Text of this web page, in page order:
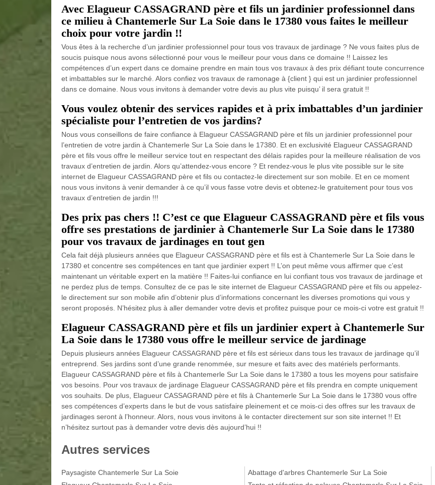
Avec Elagueur CASSAGRAND père et fils un jardinier professionnel dans
ce milieu à Chantemerle Sur La Soie dans le 17380 vous faites le meilleur
choix pour votre jardin !!
Vous êtes à la recherche d’un jardinier professionnel pour tous vos travaux de jardinage ? Ne vous faites plus de
soucis puisque nous avons sélectionné pour vous le meilleur pour vous dans ce domaine !! Laissez les
compétences d’un expert dans ce domaine prendre en main tous vos travaux à des prix défiant toute concurrence
et imbattables sur le marché. Alors confiez vos travaux de ramonage à {client } qui est un jardinier professionnel
dans ce domaine. Nous vous invitons à demander votre devis au plus vite puisqu’ il sera gratuit !!
Vous voulez obtenir des services rapides et à prix imbattables d’un jardinier
spécialiste pour l’entretien de vos jardins?
Nous vous conseillons de faire confiance à Elagueur CASSAGRAND père et fils un jardinier professionnel pour
l’entretien de votre jardin à Chantemerle Sur La Soie dans le 17380. Et en exclusivité Elagueur CASSAGRAND
père et fils vous offre le meilleur service tout en respectant des délais rapides pour la meilleure réalisation de vos
travaux d’entretien de jardin. Alors qu’attendez-vous encore ? Et rendez-vous le plus vite possible sur le site
internet de Elagueur CASSAGRAND père et fils ou contactez-le directement sur son mobile. Et en ce moment
nous vous invitons à venir demander à ce qu’il vous fasse votre devis et obtenez-le gratuitement pour tous vos
travaux d’entretien de jardin !!!
Des prix pas chers !! C’est ce que Elagueur CASSAGRAND père et fils vous
offre ses prestations de jardinier à Chantemerle Sur La Soie dans le 17380
pour vos travaux de jardinages en tout gen
Cela fait déjà plusieurs années que Elagueur CASSAGRAND père et fils est à Chantemerle Sur La Soie dans le
17380 et concentre ses compétences en tant que jardinier expert !! L’on peut même vous affirmer que c’est
maintenant un véritable expert en la matière !! Faites-lui confiance en lui confiant tous vos travaux de jardinage et
ne perdez plus de temps. Consultez de ce pas le site internet de Elagueur CASSAGRAND père et fils ou appelez-
le directement sur son mobile afin d’obtenir plus d’informations concernant les diverses promotions qui vous y
seront proposés. N’hésitez plus à aller demander votre devis et profitez puisque pour ce mois-ci votre est gratuit !!
Elagueur CASSAGRAND père et fils un jardinier expert à Chantemerle Sur
La Soie dans le 17380 vous offre le meilleur service de jardinage
Depuis plusieurs années Elagueur CASSAGRAND père et fils est sérieux dans tous les travaux de jardinage qu’il
entreprend. Ses jardins sont d’une grande renommée, sur mesure et faits avec des matériels performants.
Elagueur CASSAGRAND père et fils à Chantemerle Sur La Soie dans le 17380 a tous les moyens pour satisfaire
vos besoins. Pour vos travaux de jardinage Elagueur CASSAGRAND père et fils prendra en compte uniquement
vos souhaits. De plus, Elagueur CASSAGRAND père et fils à Chantemerle Sur La Soie dans le 17380 vous offre
ses compétences d’experts dans le but de vous satisfaire pleinement et ce mois-ci des offres sur les travaux de
jardinages seront à l’honneur. Alors, nous vous invitons à le contacter directement sur son site internet !! Et
n’hésitez surtout pas à demander votre devis dès aujourd’hui !!
Autres services
Paysagiste Chantemerle Sur La Soie
Abattage d'arbres Chantemerle Sur La Soie